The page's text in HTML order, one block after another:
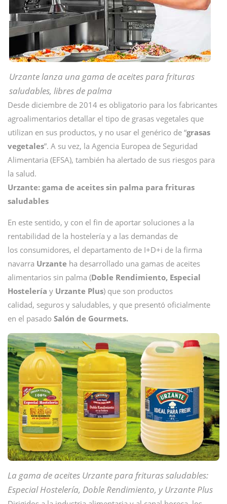
Urzante lanza una gama de aceites para frituras
saludables, libres de palma
Desde diciembre de 2014 es obligatorio para los fabricantes
agroalimentarios detallar el tipo de grasas vegetales que
utilizan en sus productos, y no usar el genérico de “grasas
vegetales”. A su vez, la Agencia Europea de Seguridad
Alimentaria (EFSA), también ha alertado de sus riesgos para
la salud.
Urzante: gama de aceites sin palma para frituras
saludables
En este sentido, y con el fin de aportar soluciones a la
rentabilidad de la hostelería y a las demandas de
los consumidores, el departamento de I+D+i de la firma
navarra Urzante ha desarrollado una gamas de aceites
alimentarios sin palma (Doble Rendimiento, Especial
Hostelería y Urzante Plus) que son productos
calidad, seguros y saludables, y que presentó oficialmente
en el pasado Salón de Gourmets.
La gama de aceites Urzante para frituras saludables:
Especial Hostelería, Doble Rendimiento, y Urzante Plus